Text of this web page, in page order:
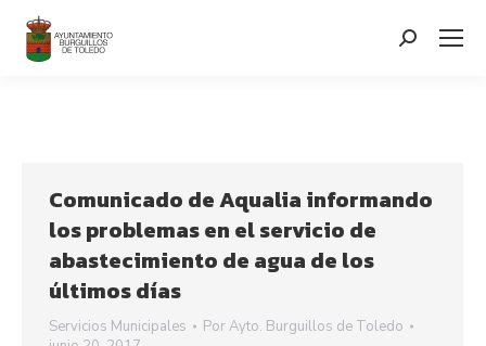
contenido
Search:
Comunicado de Aqualia informando
los problemas en el servicio de
abastecimiento de agua de los
últimos días
Servicios Municipales PorAyto. Burguillos de Toledo